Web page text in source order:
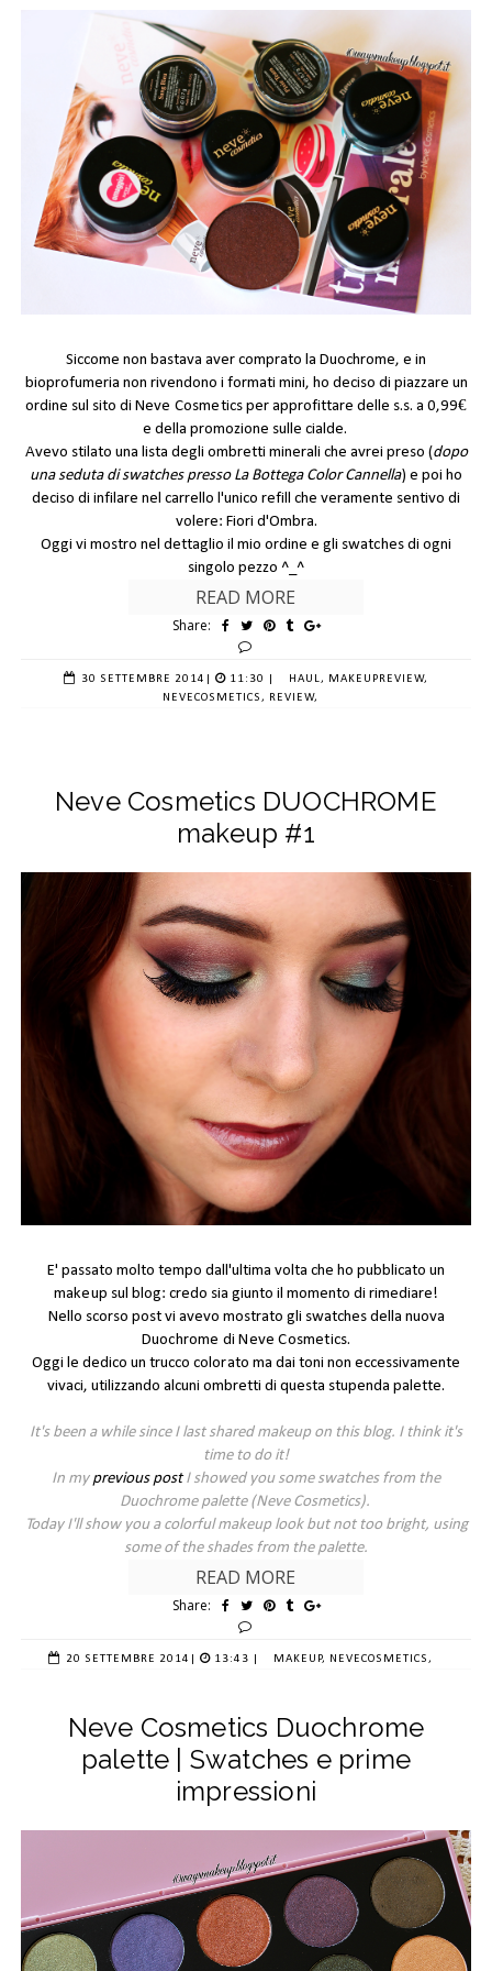
Siccome non bastava aver comprato la Duochrome, e in
bioprofumeria non rivendono i formati mini, ho deciso di piazzare un
ordine sul sito di Neve Cosmetics per approfittare delle s.s. a 0,99€
e della promozione sulle cialde.
Avevo stilato una lista degli ombretti minerali che avrei preso (dopo
una seduta di swatches presso La Bottega Color Cannella) e poi ho
deciso di infilare nel carrello l'unico refill che veramente sentivo di
volere: Fiori d'Ombra.
Oggi vi mostro nel dettaglio il mio ordine e gli swatchesdi ogni
singolo pezzo ^_^
READ MORE
Share:
30 SETTEMBRE 2014 11:30 | HAUL, MAKEUPREVIEW,
NEVECOSMETICS, REVIEW,
Neve Cosmetics DUOCHROME
makeup #1
E' passato molto tempo dall'ultima volta che ho pubblicato un
makeup sul blog: credo sia giunto il momento di rimediare!
Nello scorso postvi avevo mostrato gli swatches della nuova
Duochrome di Neve Cosmetics.
Oggi le dedico un trucco colorato ma dai toni non eccessivamente
vivaci, utilizzando alcuni ombretti di questa stupenda palette.
It's been a while since I last shared makeup on this blog. I think it's
time to do it!
In my previous postI showed you some swatches from the
Duochrome palette (Neve Cosmetics).
Today I'll show you a colorful makeup look but not too bright, using
some of the shades from the palette.
READ MORE
Share:
20 SETTEMBRE 2014 13:43 | MAKEUP, NEVECOSMETICS,
Neve Cosmetics Duochrome
palette | Swatches e prime
impressioni